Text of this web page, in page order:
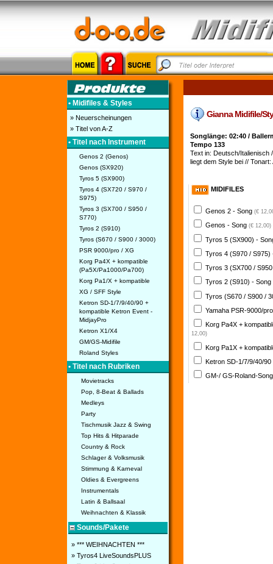
• Midifiles & Styles
» Neuerscheinungen
» Titel von A-Z
• Titel nach Instrument
Genos 2 (Genos)
Genos (SX920)
Tyros 5 (SX900)
Tyros 4 (SX720 / S970 /
S975)
Tyros 3 (SX700 / S950 /
S770)
Tyros 2 (S910)
Tyros (S670 / S900 / 3000)
PSR 9000/pro / XG
Korg Pa4X + kompatible
(Pa5X/Pa1000/Pa700)
Korg Pa1/X + kompatible
XG / SFF Style
Ketron SD-1/7/9/40/90 +
kompatible Ketron Event -
MidjayPro
Ketron X1/X4
GM/GS-Midifile
Roland Styles
• Titel nach Rubriken
Movietracks
Pop, 8-Beat & Ballads
Medleys
Party
Tischmusik Jazz & Swing
Top Hits & Hitparade
Country & Rock
Schlager & Volksmusik
Stimmung & Karneval
Oldies & Evergreens
Instrumentals
Latin & Ballsaal
Weihnachten & Klassik
Sounds/Pakete
» *** WEIHNACHTEN ***
» Tyros4 LiveSoundsPLUS
Gianna Midifile/
Songlänge: 02:40 /
Tempo 133
Text in: Deutsch/Italienisch
liegt dem Style bei // Tonart:
MIDIFILES
Genos 2 - Song (€
Genos - Song (€ 12,00)
Tyros 5 (SX900) -
Tyros 4 (S970 /
Tyros 3 (SX700 /
Tyros 2 (S910) - Song
Tyros (S670 / S900 /
Yamaha PSR-9000/
Korg Pa4X +
12,00)
Korg Pa1X +
Ketron SD-1/7/9/40/
GM-/ GS-Roland-